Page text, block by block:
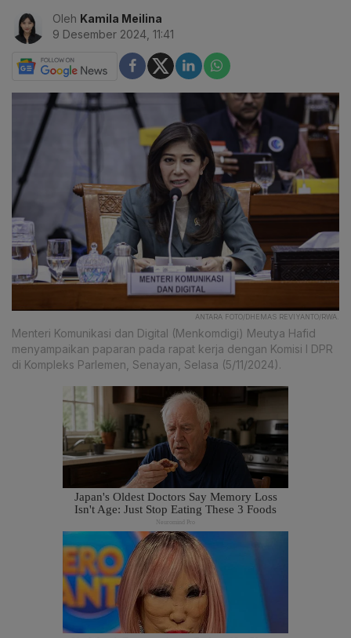
Oleh Kamila Meilina
9 Desember 2024, 11:41
ANTARA FOTO/DHEMAS REVIYANTO/RWA.
Menteri Komunikasi dan Digital (Menkomdigi) Meutya Hafid
menyampaikan paparan pada rapat kerja dengan Komisi I DPR
di Kompleks Parlemen, Senayan, Selasa (5/11/2024).